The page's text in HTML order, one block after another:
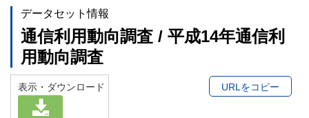
データセット情報
通信利用動向調査 / 平成14年通信利
用動向調査
表示・ダウンロード URLをコピー